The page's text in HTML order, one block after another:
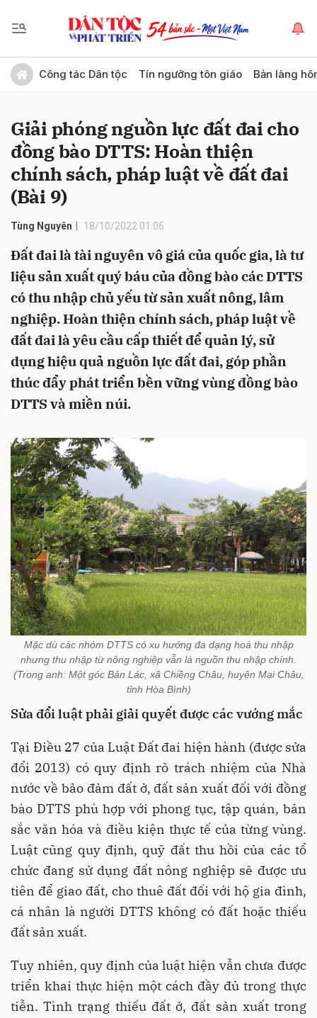
Công tác Dân tộc Tín ngưỡng tôn giáo Bản làng
Giải phóng nguồn lực đất đai cho
đồng bào DTTS: Hoàn thiện
chính sách, pháp luật về đất đai
(Bài 9)
Tùng Nguyên 18/10/2022 01:06
Đất đai là tài nguyên vô giá của quốc gia, là tư
liệu sản xuất quý báu của đồng bào các DTTS
có thu nhập chủ yếu từ sản xuất nông, lâm
nghiệp. Hoàn thiện chính sách, pháp luật về
đất đai là yêu cầu cấp thiết để quản lý, sử
dụng hiệu quả nguồn lực đất đai, góp phần
thúc đẩy phát triển bền vững vùng đồng bào
DTTS và miền núi.
Mặc dù các nhóm DTTS có xu hướng đa dạng hoá thu nhập
nhưng thu nhập từ nông nghiệp vẫn là nguồn thu nhập chính.
(Trong anh: Một góc Bản Lác, xã Chiềng Châu, huyện Mai Châu,
tỉnh Hòa Bình)
Sửa đổi luật phải giải quyết được các vướng mắc
Tại Điều 27 của Luật Đất đai hiện hành (được sửa
đổi 2013) có quy định rõ trách nhiệm của Nhà
nước về bảo đảm đất ở, đất sản xuất đối với đồng
bào DTTS phù hợp với phong tục, tập quán, bản
sắc văn hóa và điều kiện thực tế của từng vùng.
Luật cũng quy định, quỹ đất thu hồi của các tổ
chức đang sử dụng đất nông nghiệp sẽ được ưu
tiên để giao đất, cho thuê đất đối với hộ gia đình,
cá nhân là người DTTS không có đất hoặc thiếu
đất sản xuất.
Tuy nhiên, quy định của luật hiện vẫn chưa được
triển khai thực hiện một cách đầy đủ trong thực
tiễn. Tình trạng thiếu đất ở, đất sản xuất trong
Gửi bình luận